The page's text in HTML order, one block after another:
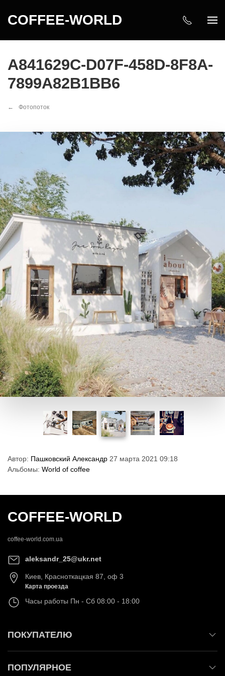
COFFEE-WORLD
A841629C-D07F-458D-8F8A-
7899A82B1BB6
Фотопоток
Автор: Пашковский Александр 27 марта 2021 09:18
Альбомы: World of coffee
COFFEE-WORLD
coffee-world.com.ua
aleksandr_25@ukr.net
Киев, Красноткацкая 87, оф 3
Карта проезда
Часы работы Пн - Сб 08:00 - 18:00
ПОКУПАТЕЛЮ
ПОПУЛЯРНОЕ